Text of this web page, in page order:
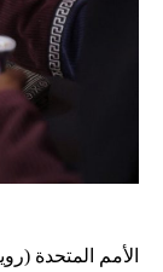
الأمم المتحدة